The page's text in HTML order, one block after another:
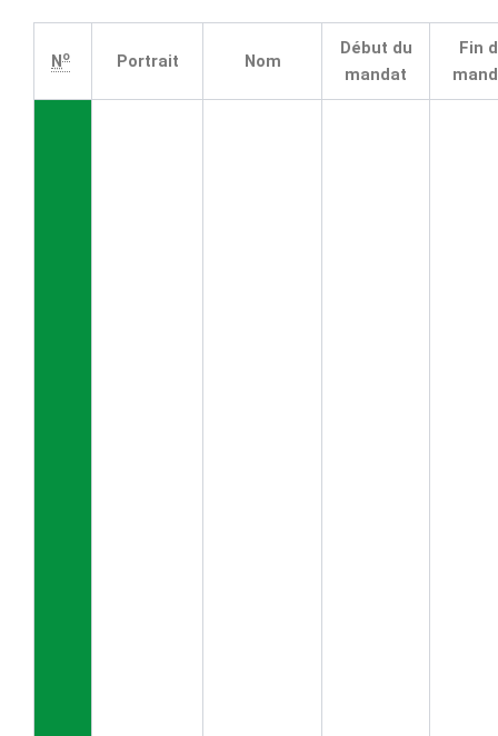
No Portrait Nom
Début du
mandat
Fin